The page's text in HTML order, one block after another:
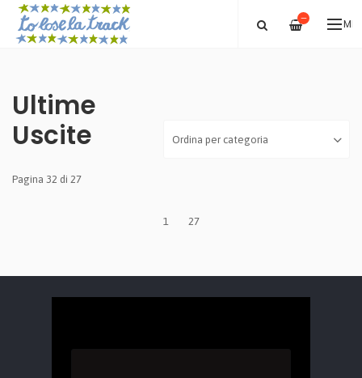
—
Ultime
Uscite
Pagina 32 di 27
1 27